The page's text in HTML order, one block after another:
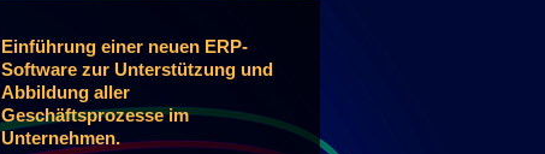
Einführung einer neuen ERP-
Software zur Unterstützung und
Abbildung aller
Geschäftsprozesse im
Unternehmen.